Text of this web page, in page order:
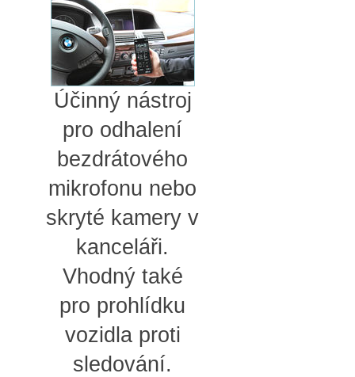
Účinný nástroj
pro odhalení
bezdrátového
mikrofonu nebo
skryté kamery v
kanceláři.
Vhodný také
pro prohlídku
vozidla proti
sledování.